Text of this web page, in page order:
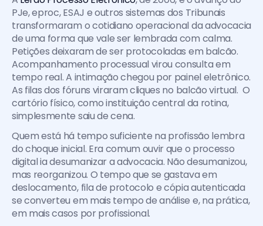
PJe, eproc, ESAJ e outros sistemas dos Tribunais
transformaram o cotidiano operacional da advocacia
de uma forma que vale ser lembrada com calma.
Petições deixaram de ser protocoladas em balcão.
Acompanhamento processual virou consulta em
tempo real. A intimação chegou por painel eletrônico.
As filas dos fóruns viraram cliques no balcão virtual.  O
cartório físico, como instituição central da rotina,
simplesmente saiu de cena.
Quem está há tempo suficiente na profissão lembra
do choque inicial. Era comum ouvir que o processo
digital ia desumanizar a advocacia. Não desumanizou,
mas reorganizou. O tempo que se gastava em
deslocamento, fila de protocolo e cópia autenticada
se converteu em mais tempo de análise e, na prática,
em mais casos por profissional.